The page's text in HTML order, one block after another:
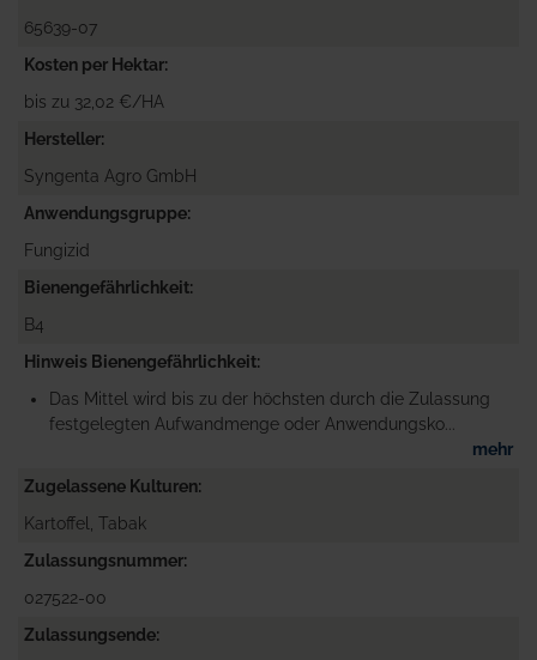
65639-07
Kosten per Hektar
bis zu 32,02 €/HA
Hersteller
Syngenta Agro GmbH
Anwendungsgruppe
Fungizid
Bienengefährlichkeit
B4
Hinweis Bienengefährlichkeit
Das Mittel wird bis zu der höchsten durch die Zulassung
festgelegten Aufwandmenge oder Anwendungsko...
mehr
Zugelassene Kulturen
Kartoffel, Tabak
Zulassungsnummer
027522-00
Zulassungsende